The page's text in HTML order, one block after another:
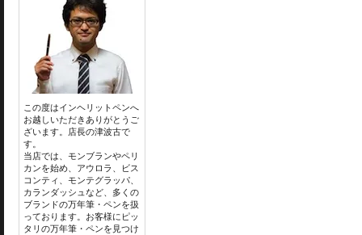
この度はインヘリットペンへ
お越しいただきありがとうご
ざいます。店長の津波古で
す。
当店では、モンブランやペリ
カンを始め、アウロラ、ビス
コンティ、モンテグラッパ、
カランダッシュなど、多くの
ブランドの万年筆・ペンを扱
っております。お客様にピッ
タリの万年筆・ペンを見つけ